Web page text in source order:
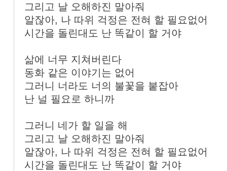
그리고 날 오해하진 말아줘
알잖아, 나 따위 걱정은 전혀 할 필요없어
시간을 돌린대도 난 똑같이 할 거야
삶에 너무 지쳐버린다
동화 같은 이야기는 없어
그러니 너라도 너의 불꽃을 붙잡아
난 널 필요로 하니까
그러니 네가 할 일을 해
그리고 날 오해하진 말아줘
알잖아, 나 따위 걱정은 전혀 할 필요없어
시간을 돌린대도 난 똑같이 할 거야